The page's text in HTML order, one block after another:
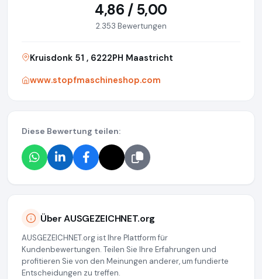
4,86 / 5,00
2.353 Bewertungen
Kruisdonk 51 , 6222PH Maastricht
www.stopfmaschineshop.com
Diese Bewertung teilen:
Über AUSGEZEICHNET.org
AUSGEZEICHNET.org ist Ihre Plattform für
Kundenbewertungen. Teilen Sie Ihre Erfahrungen und
profitieren Sie von den Meinungen anderer, um fundierte
Entscheidungen zu treffen.